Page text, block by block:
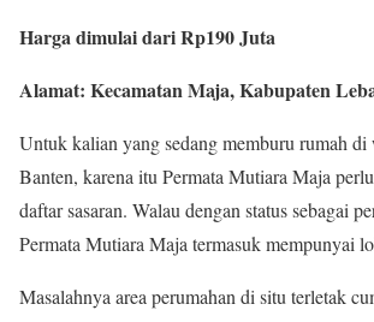
Harga dimulai dari Rp190 Juta
Alamat: Kecamatan Maja, Kabupaten
Untuk kalian yang sedang memburu rumah
Banten, karena itu Permata Mutiara Maja
daftar sasaran. Walau dengan status sebagai
Permata Mutiara Maja termasuk mempunyai
Masalahnya area perumahan di situ terletak